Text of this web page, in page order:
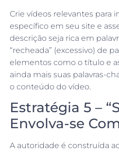
Crie vídeos relevantes para
específico em seu site e
descrição seja rica em
“recheada” (excessivo) de
elementos como o título e
ainda mais suas palavras-
o conteúdo do vídeo.
Estratégia 5 –
Envolva-se
A autoridade é construída